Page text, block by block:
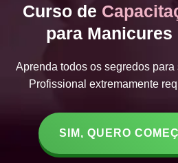
Curso de
para
Aprenda todos os segredos
Profissional extremamente
SIM, QUERO